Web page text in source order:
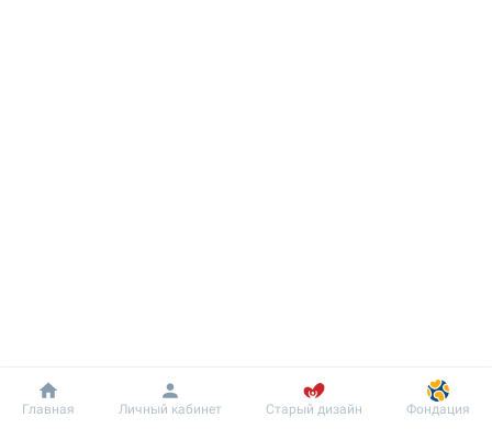
Добробут Информация Пациенту
Главная Личный кабинет Старый дизайн Фондация